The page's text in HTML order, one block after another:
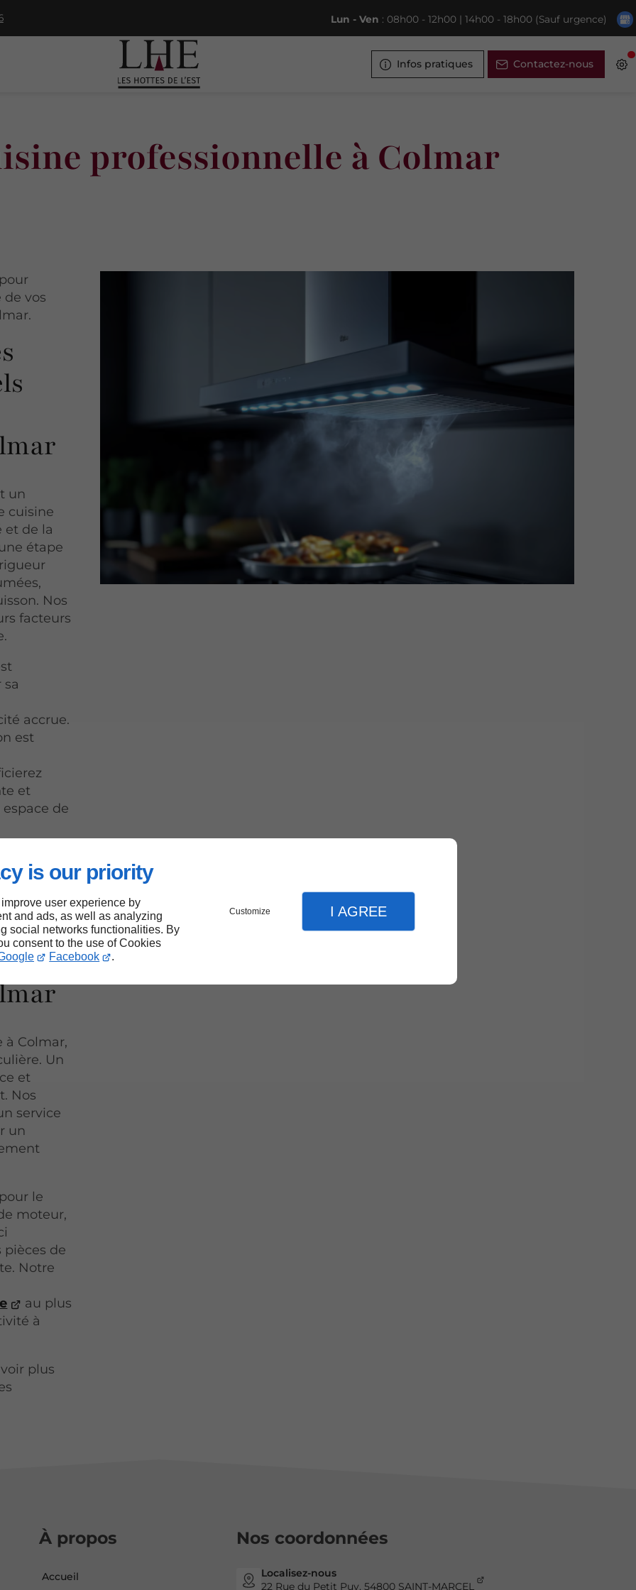
is our priority
user experience by
and ads, as well as analyzing
social networks functionalities. By
consent to the use of Cookies
Facebook .
Customize I AGREE
Lun - Ven : 08h00 - 12h00 | 14h00 - 18h00 (Sauf urgence)
Infos pratiques Contactez-nous
professionnelle à Colmar
de vos
un
cuisine
et de la
étape
Nos
facteurs
accrue.
est
et
de
à Colmar,
Un
et
Nos
service
un
le
moteur,
pièces de
Notre
au plus
à
plus
À propos
Accueil
Nos coordonnées
Localisez-nous
22 Rue du Petit Puy, 54800 SAINT-MARCEL